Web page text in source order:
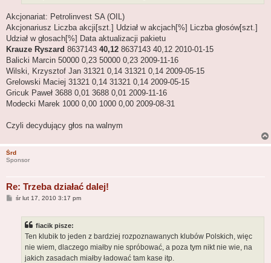
Akcjonariat: Petrolinvest SA (OIL)
Akcjonariusz Liczba akcji[szt.] Udział w akcjach[%] Liczba głosów[szt.]
Udział w głosach[%] Data aktualizacji pakietu
Krauze Ryszard 8637143 40,12 8637143 40,12 2010-01-15
Balicki Marcin 50000 0,23 50000 0,23 2009-11-16
Wilski, Krzysztof Jan 31321 0,14 31321 0,14 2009-05-15
Grelowski Maciej 31321 0,14 31321 0,14 2009-05-15
Gricuk Paweł 3688 0,01 3688 0,01 2009-11-16
Modecki Marek 1000 0,00 1000 0,00 2009-08-31
Czyli decydujący głos na walnym
Śrd
Sponsor
Re: Trzeba działać dalej!
Pśr lut 17, 2010 3:17 pm
fiacik pisze:
Ten klubik to jeden z bardziej rozpoznawanych klubów Polskich, więc
nie wiem, dlaczego miałby nie spróbować, a poza tym nikt nie wie, na
jakich zasadach miałby ładować tam kase itp.